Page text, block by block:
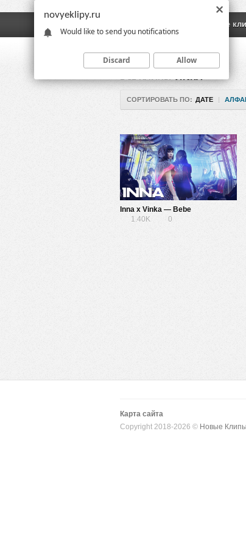
Русские
ВСЕ КЛИПЫ VINKA
СОРТИРОВАТЬ ПО: ДАТЕ |
Inna x Vinka — Bebe
1.40K
0
Карта сайта
Copyright 2018-2026 © Новые Клипы
novyeklipy.ru
Would like to send you notifications
Discard Allow